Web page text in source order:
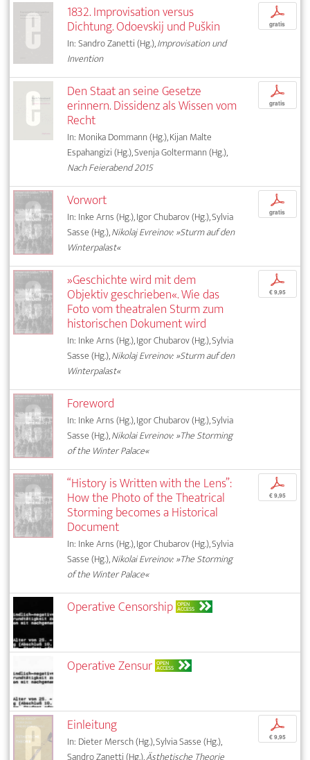
1832. Improvisation versus
Dichtung. Odoevskij und Puškin
In: Sandro Zanetti (Hg.),Improvisation und
Invention
p
gratis
Den Staat an seine Gesetze
erinnern. Dissidenz als Wissen vom
Recht
In: Monika Dommann (Hg.), Kijan Malte
Espahangizi (Hg.), Svenja Goltermann (Hg.),
Nach Feierabend 2015
p
gratis
Vorwort
In: Inke Arns (Hg.), Igor Chubarov (Hg.), Sylvia
Sasse (Hg.),Nikolaj Evreinov: »Sturm auf den
Winterpalast«
p
gratis
»Geschichte wird mit dem
Objektiv geschrieben«. Wie das
Foto vom theatralen Sturm zum
historischen Dokument wird
In: Inke Arns (Hg.), Igor Chubarov (Hg.), Sylvia
Sasse (Hg.),Nikolaj Evreinov: »Sturm auf den
Winterpalast«
p
€ 9,95
Foreword
In: Inke Arns (Hg.), Igor Chubarov (Hg.), Sylvia
Sasse (Hg.),Nikolai Evreinov: »The Storming
of the Winter Palace«
“History is Written with the Lens”:
How the Photo of the Theatrical
Storming becomes a Historical
Document
In: Inke Arns (Hg.), Igor Chubarov (Hg.), Sylvia
Sasse (Hg.),Nikolai Evreinov: »The Storming
of the Winter Palace«
p
€ 9,95
Operative Censorship OPEN
ACCESS
Operative Zensur OPEN
ACCESS
Einleitung
In: Dieter Mersch (Hg.), Sylvia Sasse (Hg.),
p
€ 9,95